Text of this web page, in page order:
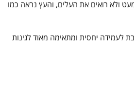
ולא רואים את העלים, והעץ נראה כמו
יחסית ומתאימה מאוד לגינות